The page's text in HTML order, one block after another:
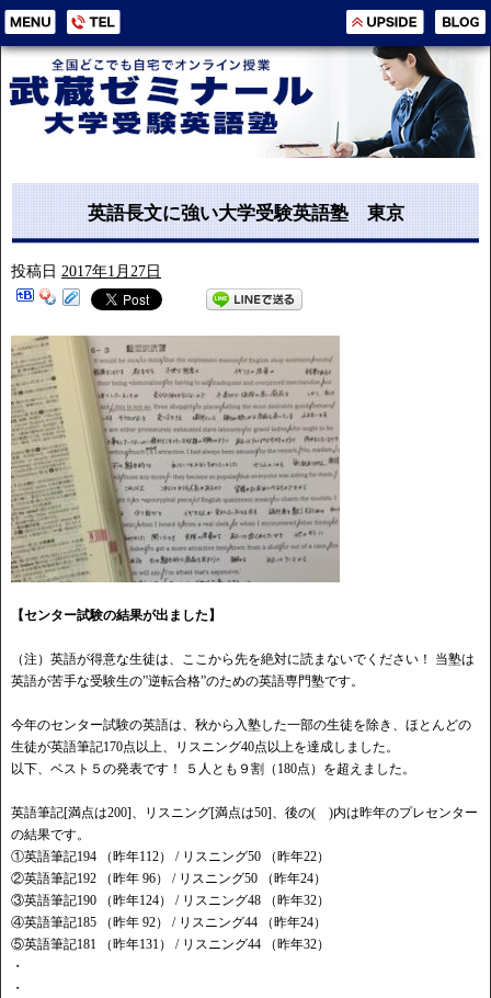
英語長文に強い大学受験英語塾 東京
投稿日 2017年1月27日
【センター試験の結果が出ました】
（注）英語が得意な生徒は、ここから先を絶対に読まないでください！ 当塾は
英語が苦手な受験生の”逆転合格”のための英語専門塾です。
今年のセンター試験の英語は、秋から入塾した一部の生徒を除き、ほとんどの
生徒が英語筆記170点以上、リスニング40点以上を達成しました。
以下、ベスト５の発表です！ ５人とも９割（180点）を超えました。
英語筆記[満点は200]、リスニング[満点は50]、後の( )内は昨年のプレセンター
の結果です。
①英語筆記194 （昨年112） / リスニング50 （昨年22）
②英語筆記192 （昨年 96） / リスニング50 （昨年24）
③英語筆記190 （昨年124） / リスニング48 （昨年32）
④英語筆記185 （昨年 92） / リスニング44 （昨年24）
⑤英語筆記181 （昨年131） / リスニング44 （昨年32）
・
・